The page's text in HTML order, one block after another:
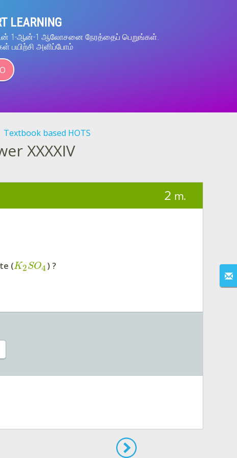
LEARNING
1-ஆன்-1 ஆலோசனை நேரத்தைப் பெறுங்கள்.
பயிற்சி அளிப்போம்
Textbook based HOTS
XXXXIV
2 m.
(K2SO4 ) ?